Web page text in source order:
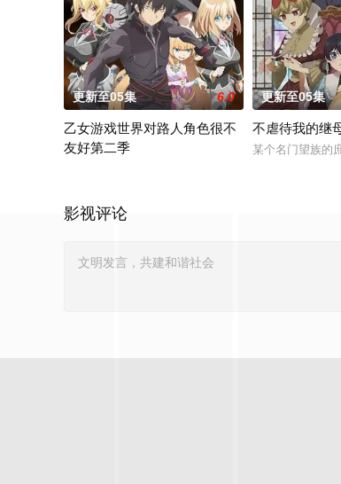
更新至05集 6.0
乙女游戏世界对路人角色很不
友好第二季
更新至05集
不虐待我的继
某个名门望族的
影视评论